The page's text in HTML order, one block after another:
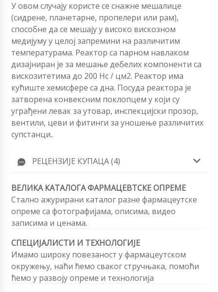
У овом случају користе се снажне мешалице
(сидрене, планетарне, пропелери или рам),
способне да се мешају у високо вискозном
медијуму у целој запремини на различитим
температурама. Реактор са парном навлаком
дизајниран је за мешање дебелих компоненти са
вискозитетима до 200 Нс / цм2. Реактор има
кућиште хемисфере са дна. Посуда реактора је
затворена конвексним поклопцем у који су
уграђени левак за утовар, инспекцијски прозор,
вентили, цеви и фитинги за уношење различитих
супстанци..
РЕЦЕНЗИЈЕ КУПАЦА (4)
ВЕЛИКА КАТАЛОГА ФАРМАЦЕВТСКЕ ОПРЕМЕ
Стално ажурирани каталог разне фармацеутске
опреме са фотографијама, описима, видео
записима и ценама.
СПЕЦИЈАЛИСТИ И ТЕХНОЛОГИЈЕ
Имамо широку повезаност у фармацеутском
окружењу, наћи ћемо сваког стручњака, помоћи
ћемо у развоју опреме и технологија